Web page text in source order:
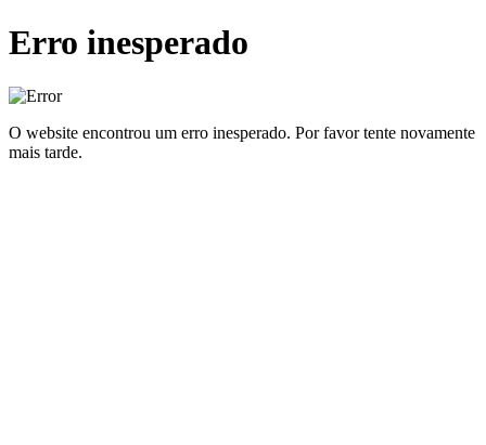
Erro inesperado
O website encontrou um erro inesperado. Por favor tente novamente
mais tarde.